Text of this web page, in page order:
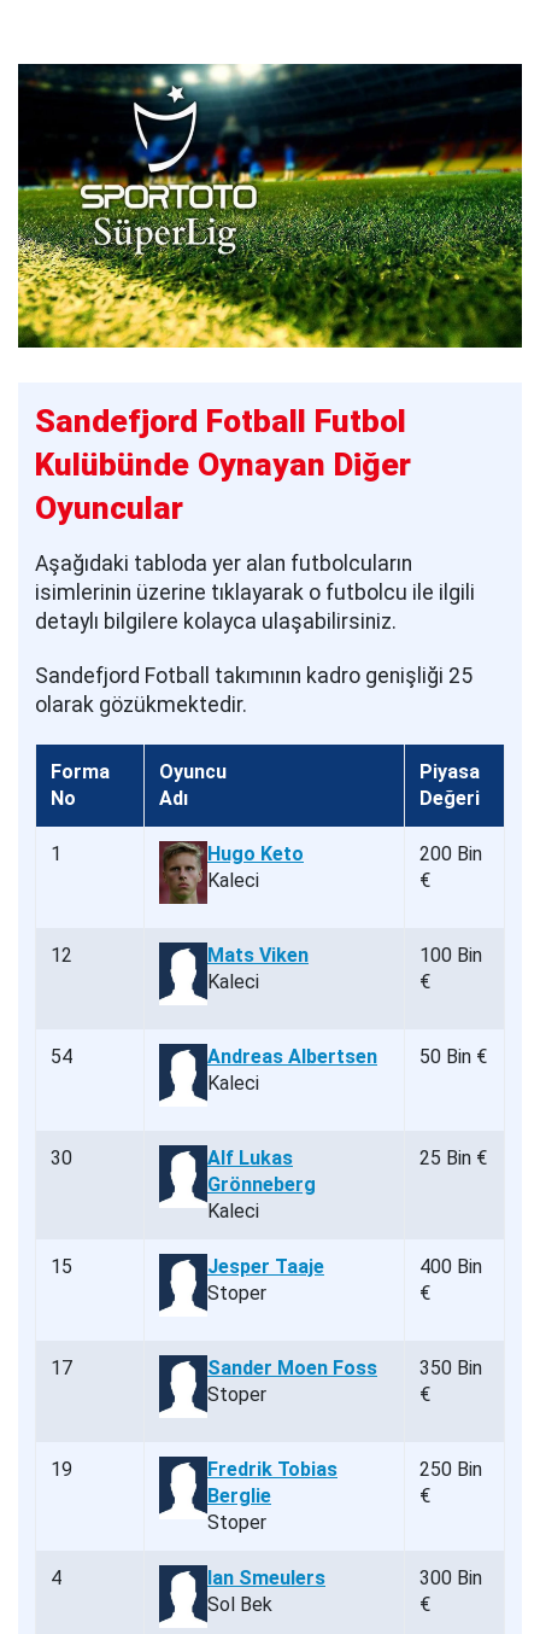
Sandefjord Fotball Futbol
Kulübünde Oynayan Diğer
Oyuncular
Aşağıdaki tabloda yer alan futbolcuların
isimlerinin üzerine tıklayarak o futbolcu ile ilgili
detaylı bilgilere kolayca ulaşabilirsiniz.
Sandefjord Fotball takımının kadro genişliği 25
olarak gözükmektedir.
Forma
No
Oyuncu
Adı
Piyasa
Değeri
1
Hugo Keto
Kaleci
200 Bin
€
12
Mats Viken
Kaleci
100 Bin
€
54
Andreas Albertsen
Kaleci
50 Bin €
30
Alf Lukas
Grönneberg
Kaleci
25 Bin €
15
Jesper Taaje
Stoper
400 Bin
€
17
Sander Moen Foss
Stoper
350 Bin
€
19
Fredrik Tobias
Berglie
Stoper
250 Bin
€
4
Ian Smeulers
Sol Bek
300 Bin
€